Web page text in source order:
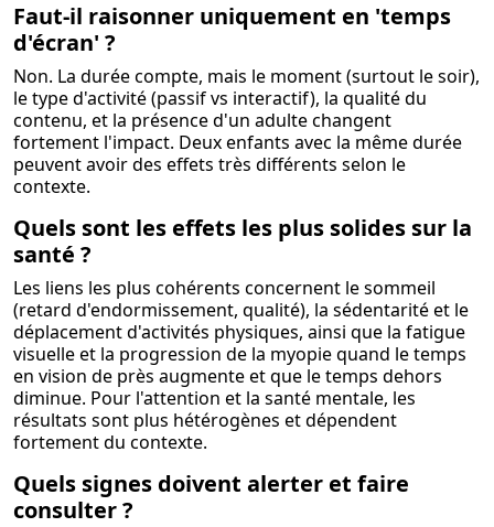
Faut-il raisonner uniquement en 'temps
d'écran' ?
Non. La durée compte, mais le moment (surtout le soir),
le type d'activité (passif vs interactif), la qualité du
contenu, et la présence d'un adulte changent
fortement l'impact. Deux enfants avec la même durée
peuvent avoir des effets très différents selon le
contexte.
Quels sont les effets les plus solides sur la
santé ?
Les liens les plus cohérents concernent le sommeil
(retard d'endormissement, qualité), la sédentarité et le
déplacement d'activités physiques, ainsi que la fatigue
visuelle et la progression de la myopie quand le temps
en vision de près augmente et que le temps dehors
diminue. Pour l'attention et la santé mentale, les
résultats sont plus hétérogènes et dépendent
fortement du contexte.
Quels signes doivent alerter et faire
consulter ?